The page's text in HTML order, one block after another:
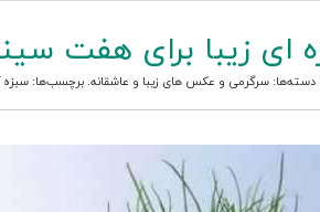
ای زیبا برای هفت
دسته‌ها:سرگرمی و عکس های زیبا و عاشقانه. برچسب‌ها: